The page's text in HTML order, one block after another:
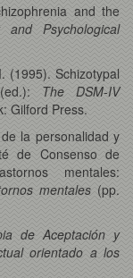
and the
and Psychological
(1995). Schizotypal
The DSM-IV
Gilford Press.
la personalidad y
de Consenso de
mentales:
mentales (pp.
de Aceptación y
orientado a los